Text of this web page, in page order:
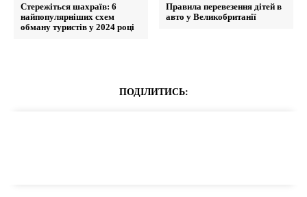
Стережіться шахраїв: 6
найпопулярніших схем
обману туристів у 2024 році
Правила перевезення дітей в
авто у Великобританії
ПОДІЛИТИСЬ: